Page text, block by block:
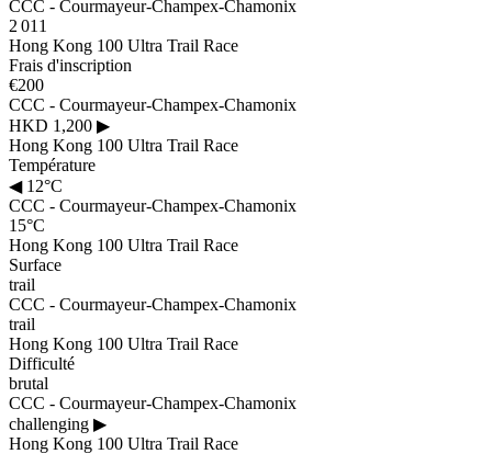
CCC - Courmayeur-Champex-Chamonix
2 011
Hong Kong 100 Ultra Trail Race
Frais d'inscription
€200
CCC - Courmayeur-Champex-Chamonix
HKD 1,200 ▶
Hong Kong 100 Ultra Trail Race
Température
◀12°C
CCC - Courmayeur-Champex-Chamonix
15°C
Hong Kong 100 Ultra Trail Race
Surface
trail
CCC - Courmayeur-Champex-Chamonix
trail
Hong Kong 100 Ultra Trail Race
Difficulté
brutal
CCC - Courmayeur-Champex-Chamonix
challenging ▶
Hong Kong 100 Ultra Trail Race